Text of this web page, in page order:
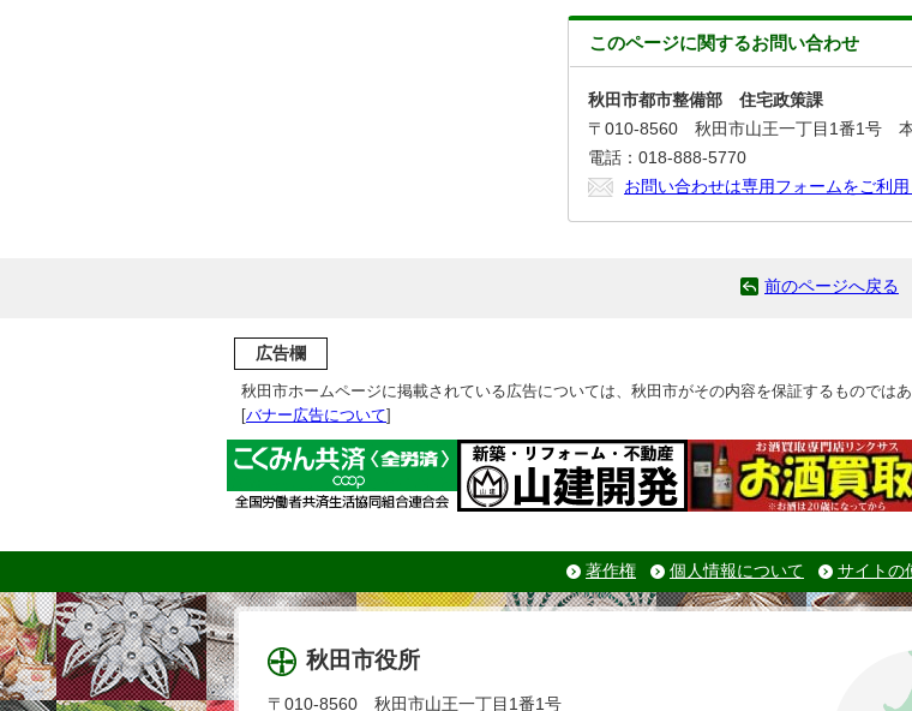
このページに関するお問い合わせ
秋田市都市整備部 住宅政策課
〒010-8560 秋田市山王一丁目1番1号
電話：018-888-5770
お問い合わせは専用フォームをご利用
前のページへ戻る
広告欄
秋田市ホームページに掲載されている広告については、秋田市がその内容を保証するものではあ
[バナー広告について]
著作権 個人情報について サイトの
秋田市役所
〒010-8560 秋田市山王一丁目1番1号